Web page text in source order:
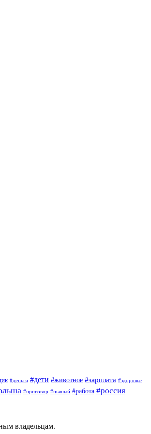
#деньга #дети #животное #зарплата #здоровье
#приговор #пьяный #работа #россия
владельцам.